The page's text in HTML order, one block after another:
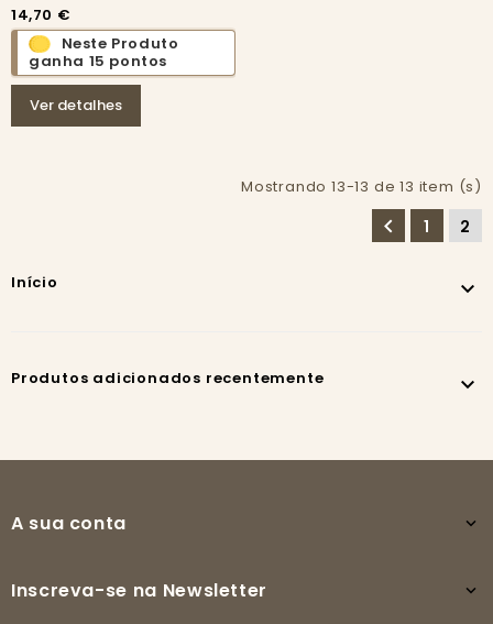
14,70 €
Neste Produto
ganha 15 pontos
Ver detalhes
Mostrando 13-13 de 13 item (s)
 1 2
Início 
Produtos adicionados recentemente 
A sua conta 
Inscreva-se na Newsletter 